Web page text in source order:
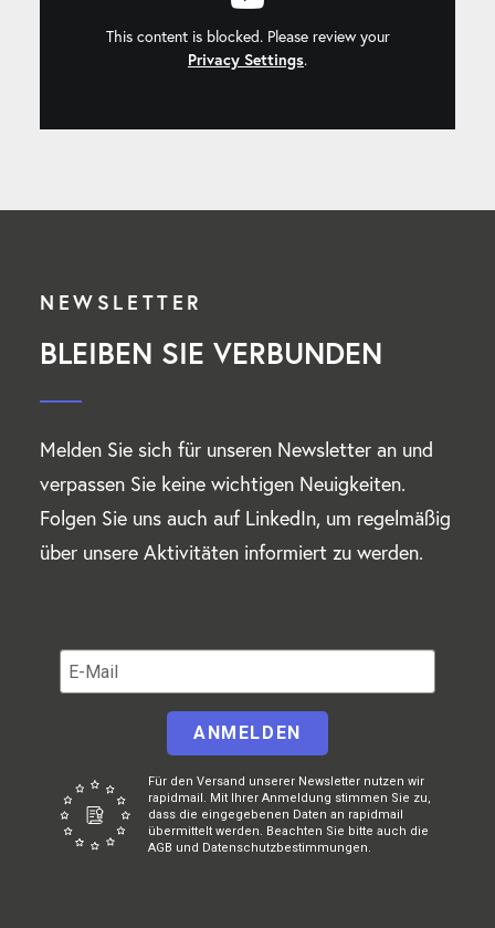
This content is blocked. Please review your
Privacy Settings.
NEWSLETTER
BLEIBEN SIE VERBUNDEN
Melden Sie sich für unseren Newsletter an und
verpassen Sie keine wichtigen Neuigkeiten.
Folgen Sie uns auch auf LinkedIn, um regelmäßig
über unsere Aktivitäten informiert zu werden.
ANMELDEN
Für den Versand unserer Newsletter nutzen wir
rapidmail. Mit Ihrer Anmeldung stimmen Sie zu,
dass die eingegebenen Daten an rapidmail
übermittelt werden. Beachten Sie bitte auch die
AGB und Datenschutzbestimmungen.